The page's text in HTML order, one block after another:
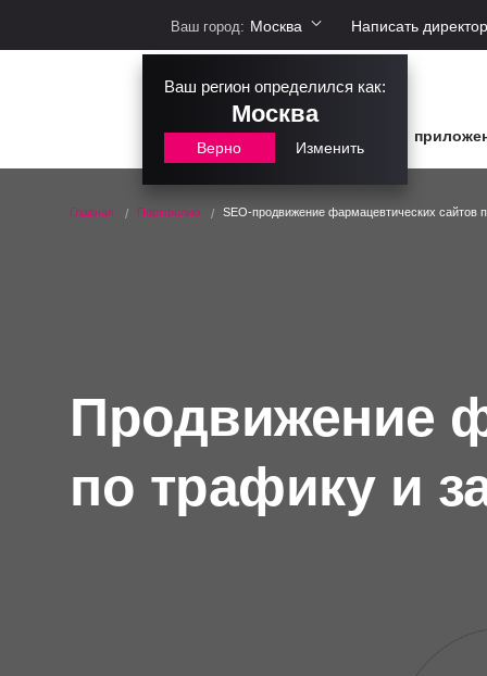
Ваш город: Москва
Ваш регион определился как:
Москва
Верно Изменить
Написать
сайты интернет-магазины
Главная Портфолио SEO-продвижение фармацевтических сайтов
Продвижение
по трафику и